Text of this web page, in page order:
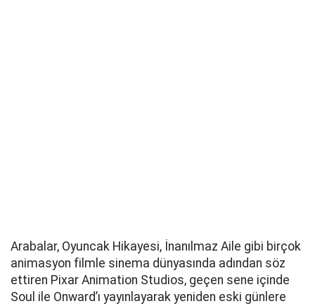
Arabalar, Oyuncak Hikayesi, İnanılmaz Aile gibi birçok
animasyon filmle sinema dünyasında adından söz
ettiren Pixar Animation Studios, geçen sene içinde
Soul ile Onward’ı yayınlayarak yeniden eski günlere